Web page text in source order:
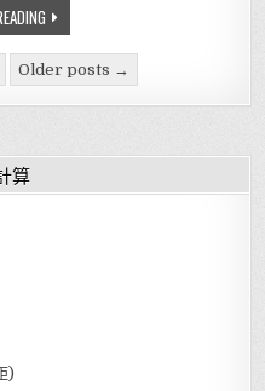
🎲 擲骰子遊戲 (粽子版)
Older posts →
算
)